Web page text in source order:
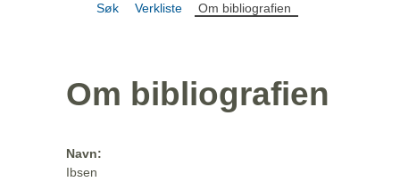
Søk Verkliste Om bibliografien
Om bibliografien
Navn:
Ibsen